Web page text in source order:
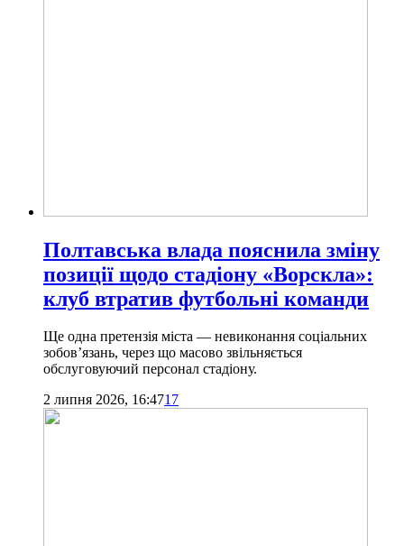
Полтавська влада пояснила зміну
позиції щодо стадіону «Ворскла»:
клуб втратив футбольні команди
Ще одна претензія міста — невиконання соціальних
зобов’язань, через що масово звільняється
обслуговуючий персонал стадіону.
2 липня 2026, 16:4717